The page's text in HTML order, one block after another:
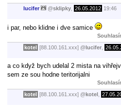
lucifer @sklipky 26.05.2012 19:46
i par, nebo klidne i dve samice
kotel [88.100.161.xxx] @lucifer
a co když bych udelal 2 mista na
sem ze sou hodne teritorijalni
kotel [88.100.161.xxx] @kotel